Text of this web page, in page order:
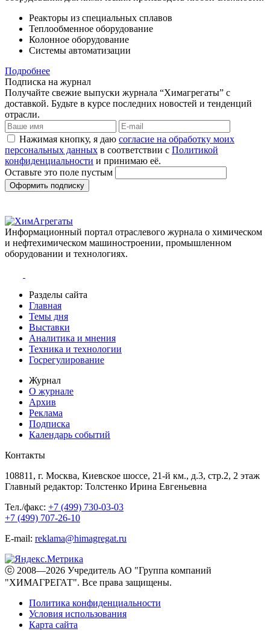
Реакторы из специальных сплавов
Теплообменное оборудование
Колонное оборудование
Системы автоматизации
Подробнее
Подписка на журнал
Получайте свежие выпуски журнала “Химагрегаты” с
доставкой. Будьте в курсе последних новостей и тенденций
отрасли.
Нажимая кнопку, я даю согласие на обработку моих
персональных данных в соответствии с Политикой
конфиденциальности и принимаю её.
Оставьте это поле пустым
Оформить подписку
Информационный портал отраслевого журнала о химическом
и нефтехимическом машиностроении, промышленном
оборудовании и технологиях.
Разделы сайта
Главная
Темы дня
Выставки
Аналитика и мнения
Техника и технологии
Госрегулирование
Журнал
О журнале
Архив
Реклама
Подписка
Календарь событий
Контакты
108811, г. Москва, Киевское шоссе, 21-й км., д.3, стр.2, 2 этаж
Главный редактор: Толстенко Ирина Евгеньевна
Тел./факс: +7 (499) 730-03-03
+7 (499) 707-26-10
E-mail: reklama@himagregat.ru
ⓒ 2008—2026 Учредитель АО "Группа компаний
"ХИМАГРЕГАТ". Все права защищены.
Политика конфиденциальности
Условия использования
Карта сайта